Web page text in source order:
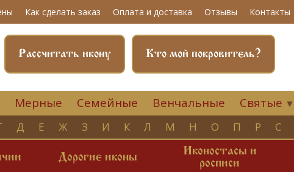
Как сделать заказ Оплата и доставка Отзывы Контакты
Кто мой покровитель?
Рассчитать икону
Мерные Семейные Венчальные Святые ▼
Д Е Ж З И К Л М Н О П Р С
Дорогие иконы
Иконостасы и
росписи